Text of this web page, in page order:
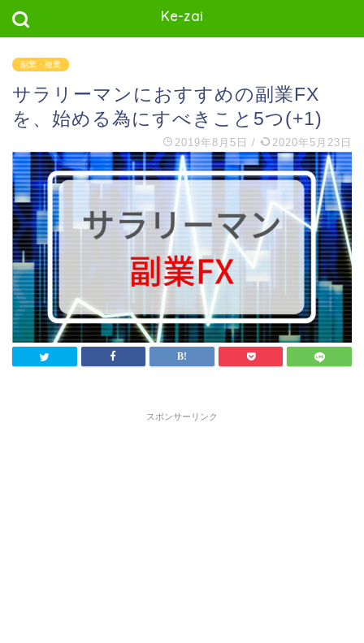
Ke-zai
副業・複業
サラリーマンにおすすめの副業FX
を、始める為にすべきこと5つ(+1)
2019年8月5日 / 2020年5月23日
スポンサーリンク